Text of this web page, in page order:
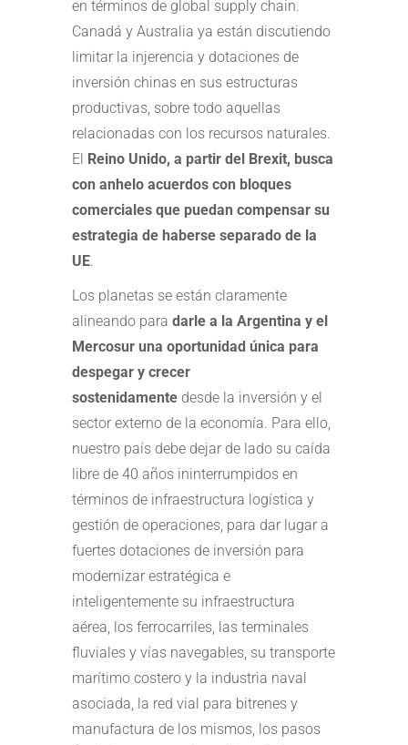
en términos de global supply chain.
Canadá y Australia ya están discutiendo
limitar la injerencia y dotaciones de
inversión chinas en sus estructuras
productivas, sobre todo aquellas
relacionadas con los recursos naturales.
El Reino Unido, a partir del Brexit, busca
con anhelo acuerdos con bloques
comerciales que puedan compensar su
estrategia de haberse separado de la
UE.
Los planetas se están claramente
alineando para darle a la Argentina y el
Mercosur una oportunidad única para
despegar y crecer
sostenidamente desde la inversión y el
sector externo de la economía. Para ello,
nuestro país debe dejar de lado su caída
libre de 40 años ininterrumpidos en
términos de infraestructura logística y
gestión de operaciones, para dar lugar a
fuertes dotaciones de inversión para
modernizar estratégica e
inteligentemente su infraestructura
aérea, los ferrocarriles, las terminales
fluviales y vías navegables, su transporte
marítimo costero y la industria naval
asociada, la red vial para bitrenes y
manufactura de los mismos, los pasos